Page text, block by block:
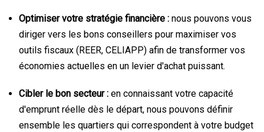
Optimiser votre stratégie financière : nous pouvons vous
diriger vers les bons conseillers pour maximiser vos
outils fiscaux (REER, CELIAPP) afin de transformer vos
économies actuelles en un levier d'achat puissant.
Cibler le bon secteur : en connaissant votre capacité
d'emprunt réelle dès le départ, nous pouvons définir
ensemble les quartiers qui correspondent à votre budget